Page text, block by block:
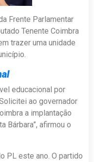
Frente Parlamentar
Tenente Coimbra
trazer uma unidade
educacional por
ao governador
a implantação
Bárbara”, afirmou o
PL este ano. O partido